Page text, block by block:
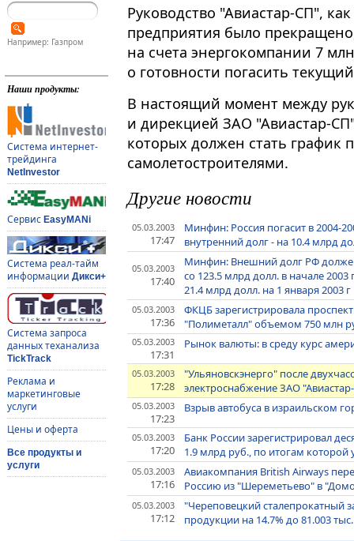
Например: Газпром
Наши продукты:
Система интернет-
трейдинга
NetInvestor
Сервис EasyMANi
Система реал-тайм
информации Дикси+
Система запроса
данных теханализа
TickTrack
Реклама и
маркетинговые
услуги
Цены и оферта
Все продукты и
услуги
Руководство "Авиастар-СП",
предприятия было
на счета энергокомпании 7
о готовности погасить
В настоящий момент между
и дирекцией ЗАО "Авиастар-
которых должен стать график
самолетостроителями.
Другие новости
05.03.2003
17:47
Минфин: Россия погасит в 2004-
внутренний долг - на 10.4 млрд
05.03.2003
17:40
Минфин: Внешний долг РФ должен
со 123.5 млрд долл. в начале
21.4 млрд долл. на 1 января 2003 г
05.03.2003
17:36
ФКЦБ зарегистрировала
"Полиметалл" объемом 750 млн
05.03.2003
17:31
Рынок валюты: в среду курс
05.03.2003
17:28
"Ульяновскэнерго" после
электроснабжение ЗАО
05.03.2003
17:23
Взрыв автобуса в израильском
05.03.2003
17:20
Банк России зарегистрировал
1.9 млрд руб., по итогам которой
05.03.2003
17:16
Авиакомпания British Airways
Россию из "Шереметьево" в
05.03.2003
17:12
"Череповецкий сталепрокатный
продукции на 14.7% до 81.003